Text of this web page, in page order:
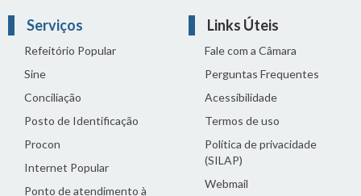
Serviços
Refeitório Popular
Sine
Conciliação
Posto de Identificação
Procon
Internet Popular
Ponto de atendimento à
Links Úteis
Fale com a Câmara
Perguntas Frequentes
Acessibilidade
Termos de uso
Política de privacidade
(SILAP)
Webmail